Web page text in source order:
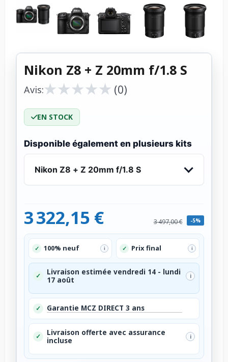
Nikon Z8 + Z 20mm f/1.8 S
Avis:★
★★
★★
★★
★★
★ (0)
EN STOCK
Disponible également en plusieurs kits
Nikon Z8 + Z 20mm f/1.8 S
3 322,15 € 3 497,00 € -5%
✓ 100% neuf i ✓ Prix final i
✓
Livraison estimée vendredi 14 - lundi
17 août
i
✓ Garantie MCZ DIRECT 3 ans
✓
Livraison offerte avec assurance
incluse
i